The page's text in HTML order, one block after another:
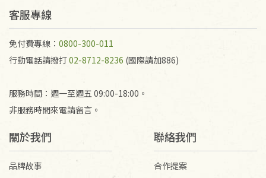
客服專線
免付費專線： 0800-300-011
行動電話請撥打02-8712-8236 (國際請加886)
服務時間：週一至週五 09:00-18:00。
非服務時間來電請留言。
關於我們
品牌故事
聯絡我們
合作提案